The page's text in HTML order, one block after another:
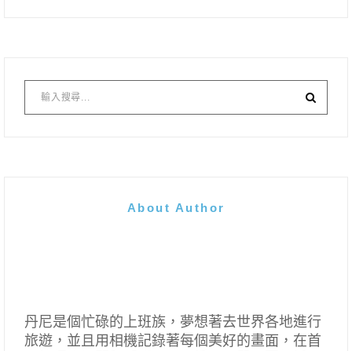
About Author
丹尼是個忙碌的上班族，夢想著去世界各地進行
旅遊，並且用相機記錄著每個美好的畫面，在首